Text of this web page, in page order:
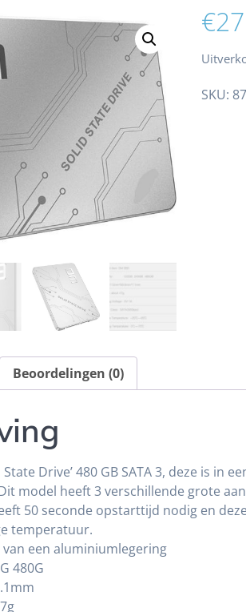
€
SKU:
Beoordelingen (0)
State Drive’ 480 GB SATA 3, deze is in
model heeft 3 verschillende grote aan
50 seconde opstarttijd nodig en
temperatuur.
een aluminiumlegering
480G